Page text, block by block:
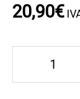
20,90€
asturiana